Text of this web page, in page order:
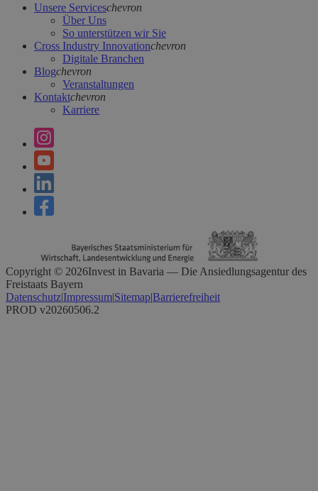
Unsere Serviceschevron
Über Uns
So unterstützen wir Sie
Cross Industry Innovationchevron
Digitale Branchen
Blogchevron
Veranstaltungen
Kontaktchevron
Karriere
Copyright © 2026Invest in Bavaria — Die Ansiedlungsagentur des
Freistaats Bayern
Datenschutz|Impressum|Sitemap|Barrierefreiheit
PROD v20260506.2